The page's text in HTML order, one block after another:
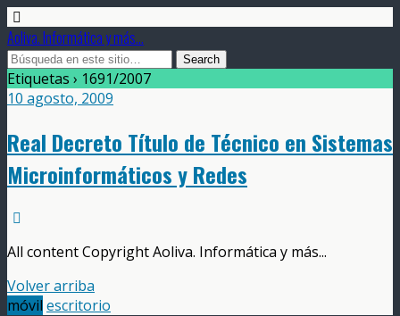
Aoliva. Informática y más...
Etiquetas › 1691/2007
10 agosto, 2009
Real Decreto Título de Técnico en Sistemas
Microinformáticos y Redes
All content Copyright Aoliva. Informática y más...
Volver arriba
móvil escritorio